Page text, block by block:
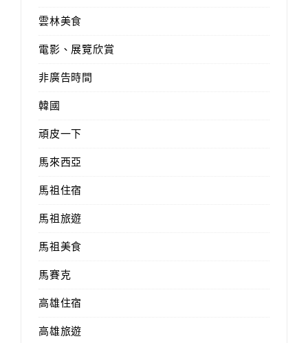
雲林美食
電影、展覽欣賞
非廣告時間
韓國
頑皮一下
馬來西亞
馬祖住宿
馬祖旅遊
馬祖美食
馬賽克
高雄住宿
高雄旅遊